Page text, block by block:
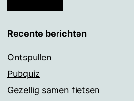
Recente berichten
Ontspullen
Pubquiz
Gezellig samen fietsen